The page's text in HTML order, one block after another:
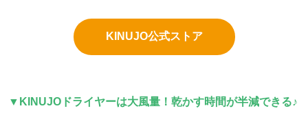
KINUJO公式ストア
▼ KINUJOドライヤーは大風量！乾かす時間が半減できる♪